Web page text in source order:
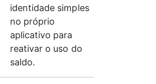
identidade simples
no próprio
aplicativo para
reativar o uso do
saldo.